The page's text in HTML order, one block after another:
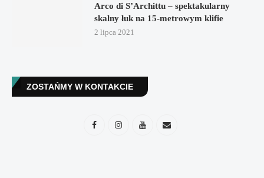
Arco di S’Archittu – spektakularny
skalny łuk na 15-metrowym klifie
2 lipca 2021
ZOSTAŃMY W KONTAKCIE